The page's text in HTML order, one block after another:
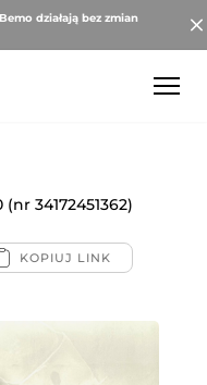
działają bez zmian
34172451362)